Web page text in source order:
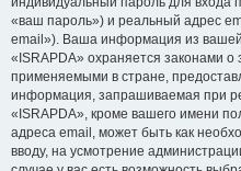
«ваш пароль») и реальный адрес
email»). Ваша информация из
«ISRAPDA» охраняется законами
применяемыми в стране,
информация, запрашиваемая при
«ISRAPDA», кроме вашего имени
адреса email, может быть как
вводу, на усмотрение